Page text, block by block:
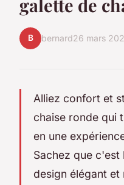
galette de
B bernard26 mars
Alliez confort et
chaise ronde qui
en une
Sachez que
design élégant